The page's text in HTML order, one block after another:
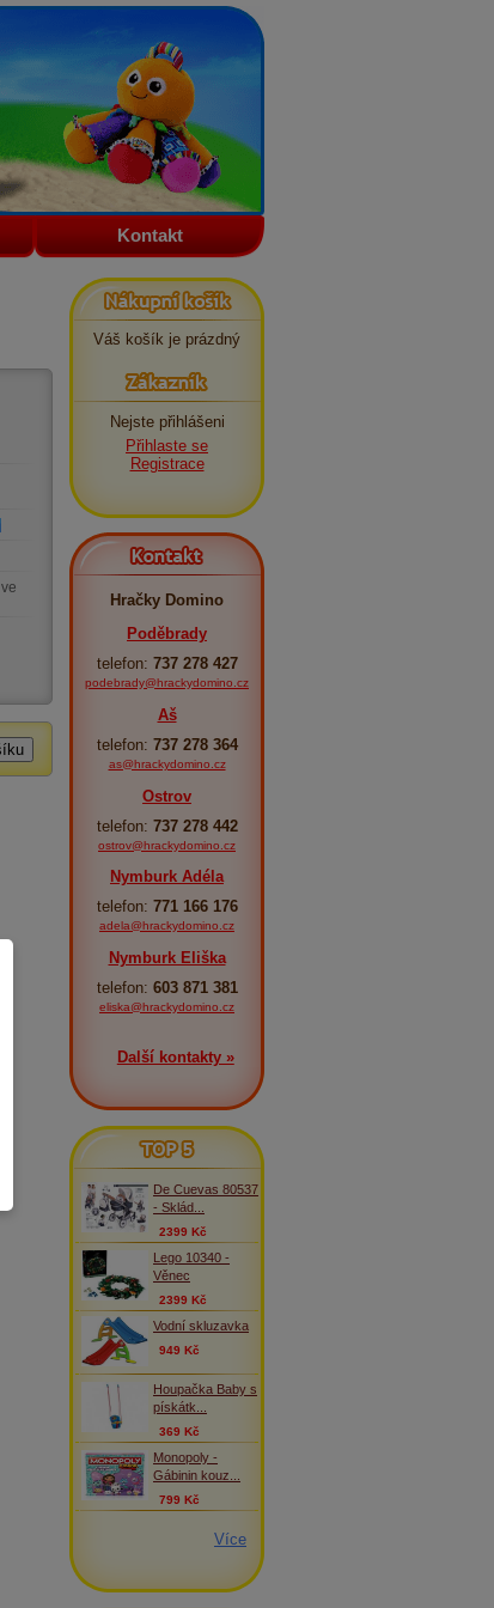
Kontakt
ve
Nákupní košík
Váš košík je prázdný
Zákazník
Nejste přihlášeni
Přihlaste se
Registrace
Kontakt
Hračky Domino
Poděbrady
telefon: 737 278 427
podebrady@hrackydomino.cz
Aš
telefon: 737 278 364
as@hrackydomino.cz
Ostrov
telefon: 737 278 442
ostrov@hrackydomino.cz
Nymburk Adéla
telefon: 771 166 176
adela@hrackydomino.cz
Nymburk Eliška
telefon: 603 871 381
eliska@hrackydomino.cz
Další kontakty »
TOP 5
De Cuevas 80537
- Sklád...
2399 Kč
Lego 10340 -
Věnec
2399 Kč
Vodní skluzavka
949 Kč
Houpačka Baby s
pískátk...
369 Kč
Monopoly -
Gábinin kouz...
799 Kč
Více